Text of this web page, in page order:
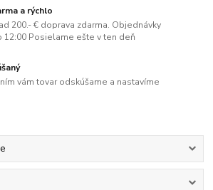
a rýchlo
200.- € doprava zdarma. Objednávky
12:00 Posielame ešte v ten deň
vám tovar odskúšame a nastavíme